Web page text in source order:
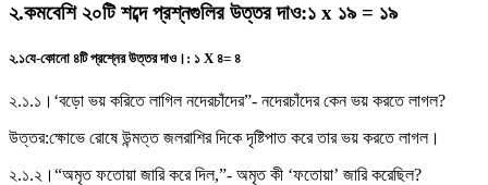
২.কমবেশি ২০টি শব্দে প্রশ্নগুলির উত্তর দাও:১ x ১৯ = ১৯
২.১যে-কোনাে ৪টি প্রশ্নের উত্তর দাও। : ১ X ৪= ৪
২.১.১। ‘বড়াে ভয় করিতে লাগিল নদেরচাঁদের”- নদেরচাঁদের কেন ভয় করতে লাগল?
উত্তর:ক্ষোভে রোষে উন্মত্ত জলরাশির দিকে দৃষ্টিপাত করে তার ভয় করতে লাগল।
২.১.২। “অমৃত ফতােয়া জারি করে দিল,”- অমৃত কী ‘ফতােয়া’ জারি করেছিল?